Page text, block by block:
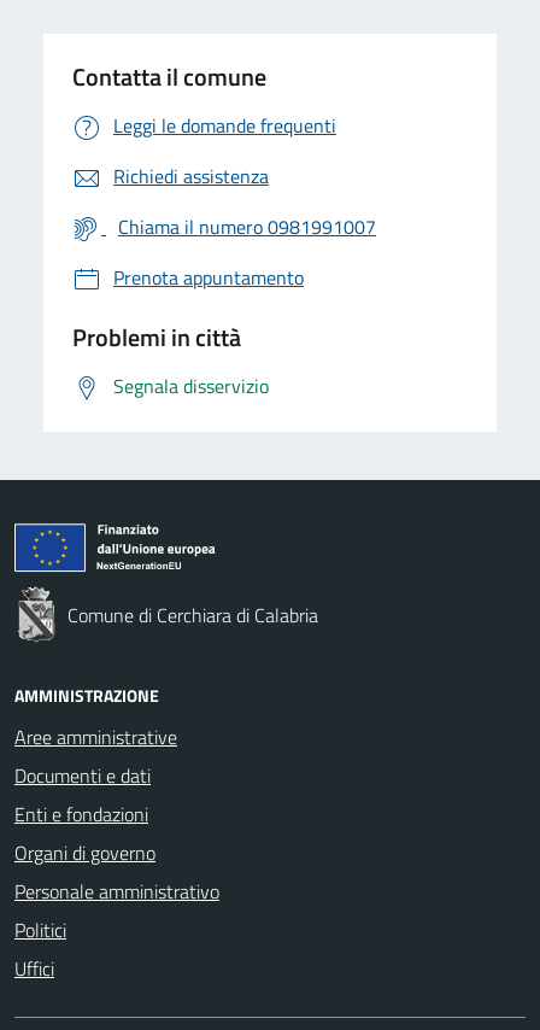
Contatta il comune
Leggi le domande frequenti
Richiedi assistenza
Chiama il numero 0981991007
Prenota appuntamento
Problemi in città
Segnala disservizio
Comune di Cerchiara di Calabria
AMMINISTRAZIONE
Aree amministrative
Documenti e dati
Enti e fondazioni
Organi di governo
Personale amministrativo
Politici
Uffici